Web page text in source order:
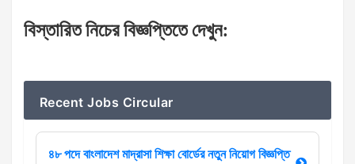
বিস্তারিতনিচেরবিজ্ঞপ্তিতে দেখুন:
Recent Jobs Circular
৪৮ পদে বাংলাদেশ মাদ্রাসা শিক্ষা বোর্ডের নতুন নিয়োগ বিজ্ঞপ্তি